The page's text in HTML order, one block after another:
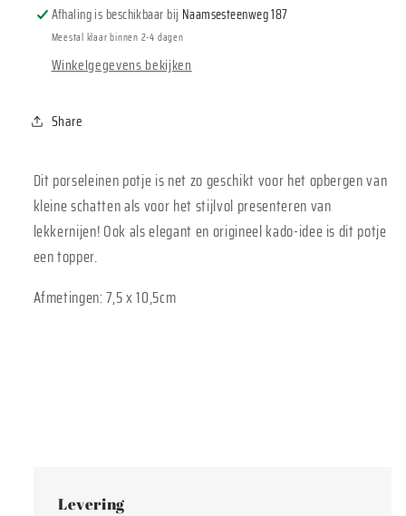
Afhaling is beschikbaar bij Naamsesteenweg 187
Meestal klaar binnen 2-4 dagen
Winkelgegevens bekijken
Share
Dit porseleinen potje is net zo geschikt voor het opbergen van
kleine schatten als voor het stijlvol presenteren van
lekkernijen! Ook als elegant en origineel kado-idee is dit potje
een topper.
Afmetingen: 7,5 x 10,5cm
Levering